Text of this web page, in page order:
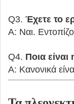
Q3. Έχετε το
Α: Ναι.
Q4. Ποια
Α: Κανονικά